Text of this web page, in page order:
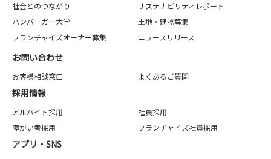
社会とのつながり
サステナビリティレポート
ハンバーガー大学
土地・建物募集
フランチャイズオーナー募集
ニュースリリース
お問い合わせ
お客様相談窓口 よくあるご質問
採用情報
アルバイト採用
社員採用
障がい者採用
フランチャイズ社員採用
アプリ・SNS